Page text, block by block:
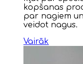
kopšanas
par nagiem
veidot nagus.
Vairāk